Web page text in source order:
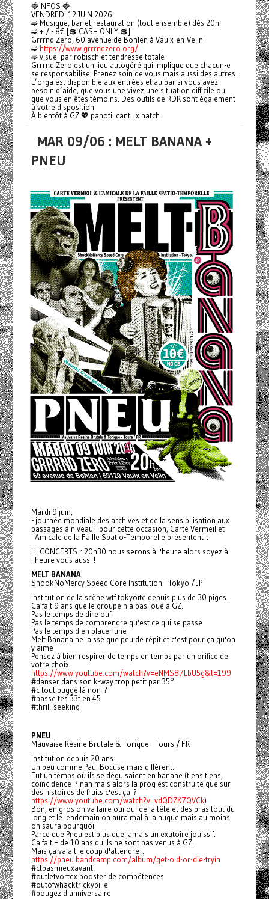
🍓INFOS 🍓
VENDREDI 12 JUIN 2026
➫ Musique, bar et restauration (tout ensemble) dès 20h
➫ + / - 8€ [💲 CASH ONLY 💲]
Grrrnd Zero, 60 avenue de Bohlen à Vaulx-en-Velin
➫ https://www.grrrndzero.org/
➫ visuel par robisch et tendresse totale
Grrrnd Zero est un lieu autogéré qui implique que chacun-e
se responsabilise. Prenez soin de vous mais aussi des autres.
L’orga est disponible aux entrées et au bar si vous avez
besoin d’aide, que vous une vivez une situation difficile ou
que vous en êtes témoins. Des outils de RDR sont également
à votre disposition.
À bientôt à GZ 💖 panotii cantii x hatch
MAR 09/06 : MELT BANANA +
PNEU
Mardi 9 juin,
- journée mondiale des archives et de la sensibilisation aux
passages à niveau - pour cette occasion, Carte Vermeil et
l'Amicale de la Faille Spatio-Temporelle présentent :
!! CONCERTS : 20h30 nous serons à l'heure alors soyez à
l'heure vous aussi !
MELT BANANA
ShookNoMercy Speed Core Institution - Tokyo / JP
Institution de la scène wtf tokyoïte depuis plus de 30 piges.
Ca fait 9 ans que le groupe n'a pas joué à GZ.
Pas le temps de dire ouf
Pas le temps de comprendre qu'est ce qui se passe
Pas le temps d'en placer une
Melt Banana ne laisse que peu de répit et c'est pour ça qu'on
y aime
Pensez à bien respirer de temps en temps par un orifice de
votre choix.
https://www.youtube.com/watch?v=eNMS87LbU5g&t=199
#danser dans son k-way trop petit par 35°
#c tout buggé là non ?
#passe tes 33t en 45
#thrill-seeking
PNEU
Mauvaise Résine Brutale & Torique - Tours / FR
Institution depuis 20 ans.
Un peu comme Paul Bocuse mais différent.
Fut un temps où ils se déguisaient en banane (tiens tiens,
coïncidence ? nan mais alors la prog est construite que sur
des histoires de fruits c'est ça ?
https://www.youtube.com/watch?v=vdQDZK7QVCk)
Bon, en gros on va faire oui oui de la tête et des bras tout du
long et le lendemain on aura mal à la nuque mais au moins
on saura pourquoi.
Parce que Pneu est plus que jamais un exutoire jouissif.
Ca fait + de 10 ans qu'ils ne sont pas venus à GZ.
Mais ça valait le coup d'attendre :
https://pneu.bandcamp.com/album/get-old-or-die-tryin
#ctpasmieuxavant
#outletvortex booster de compétences
#outofwhacktrickybille
#bougez d'anniversaire